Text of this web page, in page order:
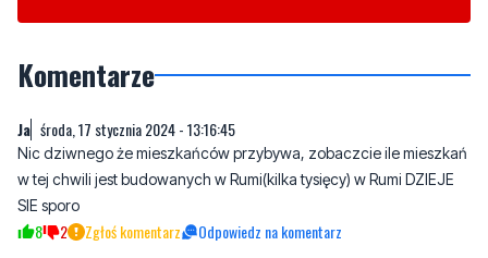
Komentarze
Ja środa, 17 stycznia 2024 - 13:16:45
Nic dziwnego że mieszkańców przybywa, zobaczcie ile mieszkań
w tej chwili jest budowanych w Rumi(kilka tysięcy) w Rumi DZIEJE
SIE sporo
8 2 Zgłoś komentarz Odpowiedz na komentarz